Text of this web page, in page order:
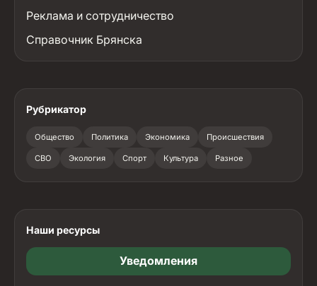
Реклама и сотрудничество
Справочник Брянска
Рубрикатор
Общество Политика Экономика Происшествия
СВО Экология Спорт Культура Разное
Наши ресурсы
Уведомления